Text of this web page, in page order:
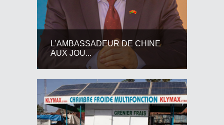
L’AMBASSADEUR DE CHINE
AUX JOU...